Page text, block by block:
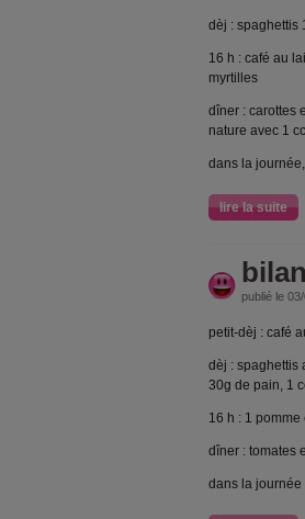
dèj : spaghettis
16 h : café au
myrtilles
dîner : carottes
nature avec 1
dans la
lire la suite
publié le
petit-dèj : café
dèj : spaghettis
30g de pain, 1
16 h : 1
dîner : tomates
dans la journée